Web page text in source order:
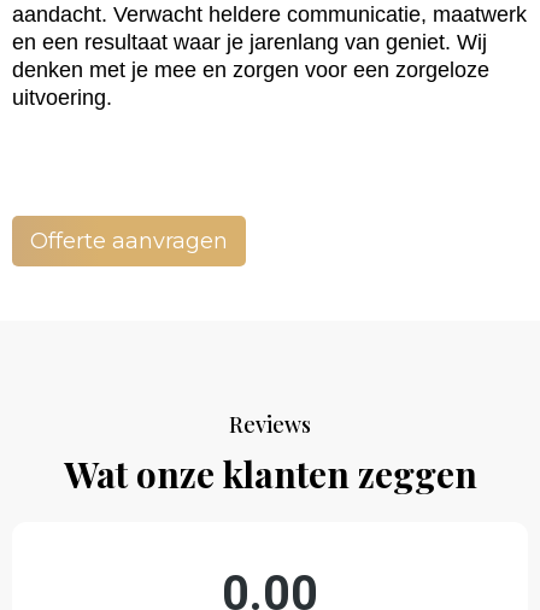
aandacht. Verwacht heldere communicatie, maatwerk
en een resultaat waar je jarenlang van geniet. Wij
denken met je mee en zorgen voor een zorgeloze
uitvoering.
Offerte aanvragen
Reviews
Wat onze klanten zeggen